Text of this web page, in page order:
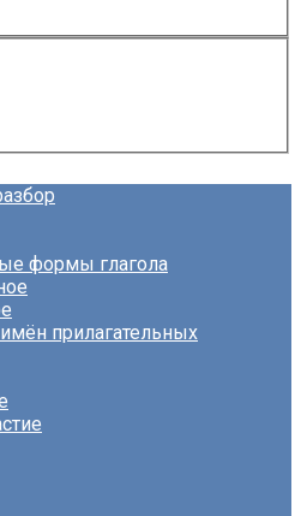
формы глагола
прилагательных